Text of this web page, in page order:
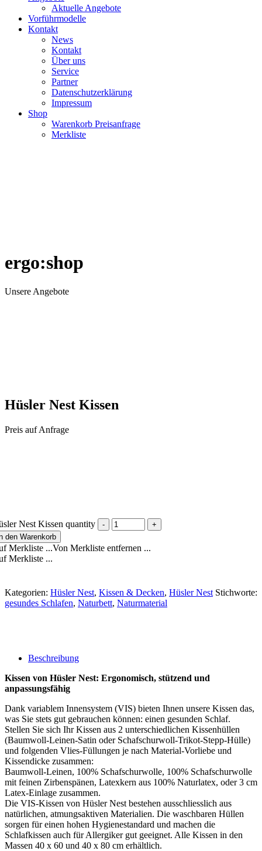
Aktuelle Angebote
Vorführmodelle
Kontakt
News
Kontakt
Über uns
Service
Partner
Datenschutzerklärung
Impressum
Shop
Warenkorb Preisanfrage
Merkliste
ergo:shop
Unsere Angebote
Hüsler Nest Kissen
Preis auf Anfrage
Nest Kissen quantity
den Warenkorb
Merkliste ...Von Merkliste entfernen ...
Merkliste ...
Kategorien: Hüsler Nest, Kissen & Decken, Hüsler Nest Stichworte:
gesundes Schlafen, Naturbett, Naturmaterial
Beschreibung
Kissen von Hüsler Nest: Ergonomisch, stützend und
anpassungsfähig
Dank variablem Innensystem (VIS) bieten Ihnen unsere Kissen das,
was Sie stets gut gebrauchen können: einen gesunden Schlaf.
Stellen Sie sich Ihr Kissen aus 2 unterschiedlichen Kissenhüllen
(Baumwoll-Leinen-Satin oder Schafschurwoll-Trikot-Stepp-Hülle)
und folgenden Vlies-Füllungen je nach Material-Vorliebe und
Kissendicke zusammen:
Baumwoll-Leinen, 100% Schafschurwolle, 100% Schafschurwolle
mit feinen Zirbenspänen, Latexkern aus 100% Naturlatex, oder 3 cm
Latex-Einlage zusammen.
Die VIS-Kissen von Hüsler Nest bestehen ausschliesslich aus
natürlichen, atmungsaktiven Materialien. Die waschbaren Hüllen
sorgen für einen hohen Hygienestandard und machen die
Schlafkissen auch für Allergiker gut geeignet. Alle Kissen in den
Massen 40 x 60 und 40 x 80 cm erhältlich.